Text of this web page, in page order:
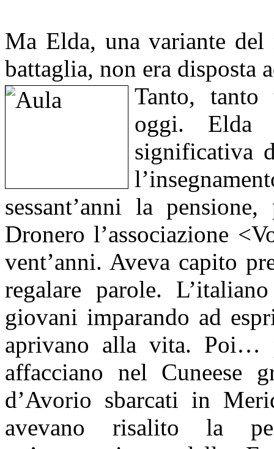
Ma Elda, una variante
battaglia, non era disposta
Tanto, tanto
oggi. Elda
significativa
sessant’anni la
Dronero l’associazione
vent’anni. Aveva capito
regalare parole.
giovani imparando ad
aprivano alla vita.
affacciano nel Cuneese
d’Avorio sbarcati in
avevano risalito la